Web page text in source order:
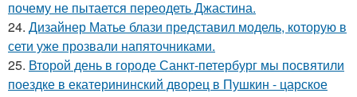
почему не пытается переодеть Джастина.
24. Дизайнер Матье блази представил модель, которую в
сети уже прозвали напяточниками.
25. Второй день в городе Санкт-петербург мы посвятили
поездке в екатерининский дворец в Пушкин - царское